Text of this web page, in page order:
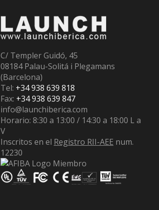
C/ Templer Guidó, 45
08184 Palau-Solitá i Plegamans
(Barcelona)
Tel: +34 938 639 818
Fax: +34 938 639 847
info@launchiberica.com
Horario: 8:30 a 13:00 / 14:30 a 18:00 L a
V
Inscritos en el Registro RII-AEE num.
12230